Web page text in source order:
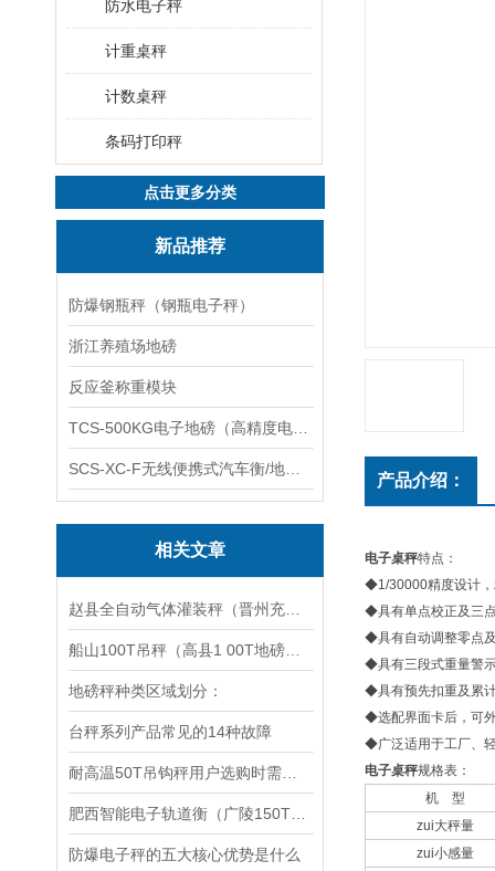
防水电子秤
计重桌秤
计数桌秤
条码打印秤
点击更多分类
新品推荐
防爆钢瓶秤（钢瓶电子秤）
浙江养殖场地磅
反应釜称重模块
相关文章
地磅秤种类区域划分：
台秤系列产品常见的14种故障
防爆电子秤的五大核心优势是什么
产品介绍：
电子桌秤特点：
◆1/30000精度设计，
◆具有单点校正及三
◆具有自动调整零点
◆具有三段式重量警
◆具有预先扣重及累
◆选配界面卡后，可
◆广泛适用于工厂、
电子桌秤规格表：
机 型
zui大秤量
zui小感量